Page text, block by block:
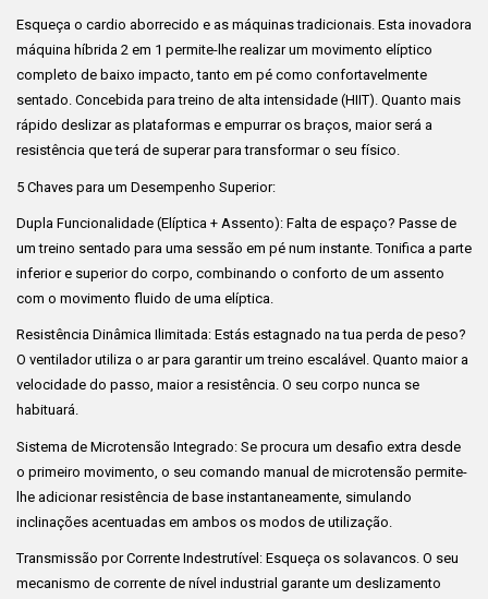
Esqueça o cardio aborrecido e as máquinas tradicionais. Esta inovadora
máquina híbrida 2 em 1 permite-lhe realizar um movimento elíptico
completo de baixo impacto, tanto em pé como confortavelmente
sentado. Concebida para treino de alta intensidade (HIIT). Quanto mais
rápido deslizar as plataformas e empurrar os braços, maior será a
resistência que terá de superar para transformar o seu físico.
5 Chaves para um Desempenho Superior:
Dupla Funcionalidade (Elíptica + Assento): Falta de espaço? Passe de
um treino sentado para uma sessão em pé num instante. Tonifica a parte
inferior e superior do corpo, combinando o conforto de um assento
com o movimento fluido de uma elíptica.
Resistência Dinâmica Ilimitada: Estás estagnado na tua perda de peso?
O ventilador utiliza o ar para garantir um treino escalável. Quanto maior a
velocidade do passo, maior a resistência. O seu corpo nunca se
habituará.
Sistema de Microtensão Integrado: Se procura um desafio extra desde
o primeiro movimento, o seu comando manual de microtensão permite-
lhe adicionar resistência de base instantaneamente, simulando
inclinações acentuadas em ambos os modos de utilização.
Transmissão por Corrente Indestrutível: Esqueça os solavancos. O seu
mecanismo de corrente de nível industrial garante um deslizamento